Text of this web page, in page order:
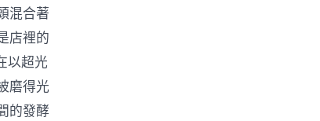
混合著
店裡的
以超光
磨得光
的發酵